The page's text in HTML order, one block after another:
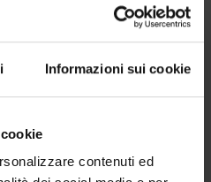
Informazioni sui cookie
contenuti ed
di sistema - fasce
accessori